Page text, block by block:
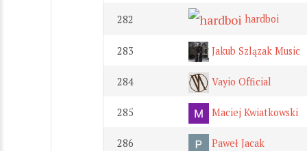
282 hardboi
283 Jakub Szlązak Music
284 Vayio Official
285 Maciej Kwiatkowski
286 Paweł Jacak